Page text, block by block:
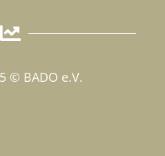
© BADO e.V.